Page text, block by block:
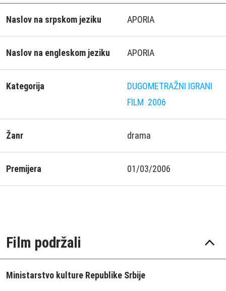
Naslov na srpskom jeziku APORIA
Naslov na engleskom jeziku APORIA
Kategorija
DUGOMETRAŽNI IGRANI
FILM 2006
Žanr drama
Premijera 01/03/2006
Film podržali
Ministarstvo kulture Republike Srbije